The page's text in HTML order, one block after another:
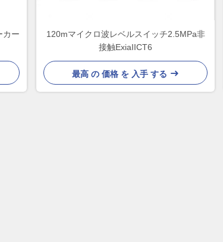
カー
120mマイクロ波レベルスイッチ2.5MPa非
接触ExiaIICT6
最高 の 価格 を 入手 する